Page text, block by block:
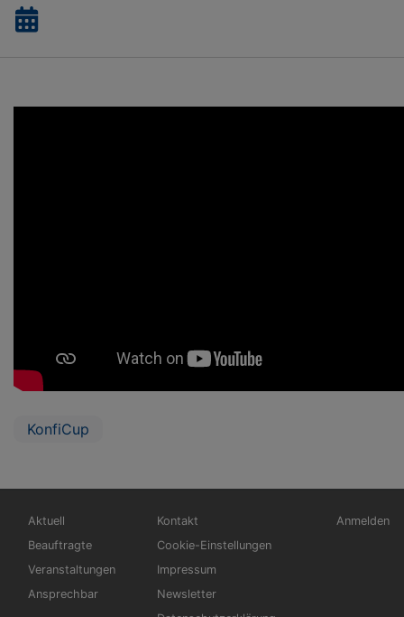
KonfiCup
Hauptnavigation
Aktuell
Beauftragte
Veranstaltungen
Ansprechbar
Fußbereichsmenü
Kontakt
Cookie-Einstellungen
Impressum
Newsletter
Anmelden